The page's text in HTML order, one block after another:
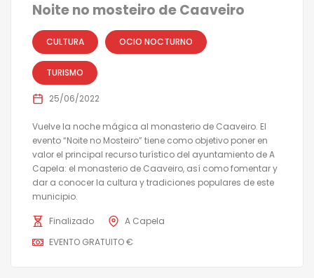
Noite no mosteiro de Caaveiro
CULTURA OCIO NOCTURNO
TURISMO
25/06/2022
Vuelve la noche mágica al monasterio de Caaveiro. El
evento “Noite no Mosteiro” tiene como objetivo poner en
valor el principal recurso turístico del ayuntamiento de A
Capela: el monasterio de Caaveiro, así como fomentar y
dar a conocer la cultura y tradiciones populares de este
municipio.
Finalizado
A Capela
EVENTO GRATUITO €